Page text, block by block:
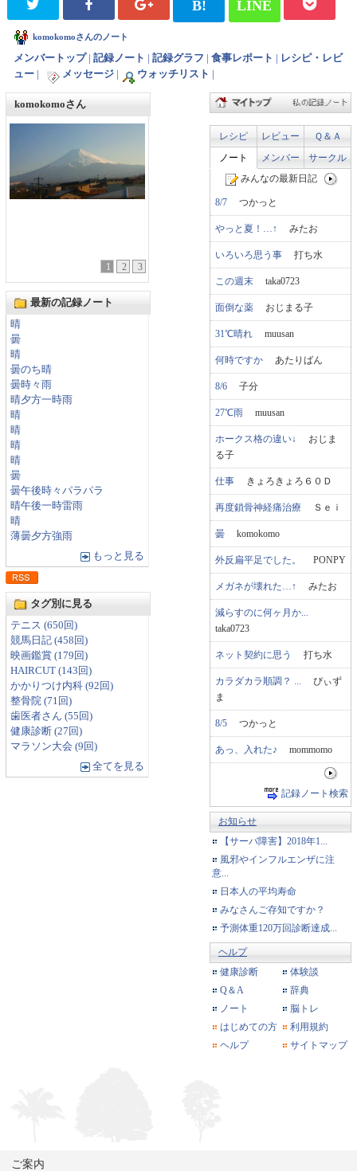
B! LINE
komokomoさんのノート
メンバートップ| 記録ノート 記録グラフ 食事レポート
レシピ・レビ
ュー
メッセージ ウォッチリスト
komokomoさん
1 2 3
最新の記録ノート
晴
曇
晴
曇のち晴
曇時々雨
晴夕方一時雨
晴
晴
晴
晴
曇
曇午後時々パラパラ
晴午後一時雷雨
晴
薄曇夕方強雨
もっと見る
タグ別に見る
テニス (650回)
競馬日記 (458回)
映画鑑賞 (179回)
HAIRCUT (143回)
かかりつけ内科 (92回)
整骨院 (71回)
歯医者さん (55回)
健康診断 (27回)
マラソン大会 (9回)
全てを見る
レシピ レビュー
Ｑ＆Ａ
ノート
メンバー
サークル
みんなの最新日記
8/7 つかっと
やっと夏！…↑ みたお
いろいろ思う事 打ち水
この週末 taka0723
面倒な薬 おじまる子
31℃晴れ muusan
何時ですか あたりばん
8/6 子分
27℃雨 muusan
ホークス格の違い↓ おじま
る子
仕事 きょろきょろ６０Ｄ
再度鎖骨神経痛治療 Ｓｅｉ
曇 komokomo
外反扁平足でした。 PONPY
メガネが壊れた…↑ みたお
減らすのに何ヶ月か...
taka0723
ネット契約に思う 打ち水
カラダカラ順調？ ...
ぴぃず
ま
8/5 つかっと
あっ、入れた♪ mommomo
記録ノート検索
お知らせ
【サーバ障害】2018年1...
風邪やインフルエンザに注
意...
日本人の平均寿命
みなさんご存知ですか？
予測体重120万回診断達成...
ヘルプ
健康診断
体験談
Q＆A
辞典
ノート
脳トレ
はじめての方
利用規約
ヘルプ
サイトマップ
ご案内